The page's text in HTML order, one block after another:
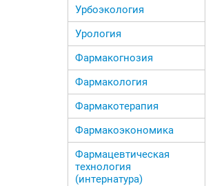
Урбоэкология
Урология
Фармакогнозия
Фармакология
Фармакотерапия
Фармакоэкономика
Фармацевтическая
технология
(интернатура)